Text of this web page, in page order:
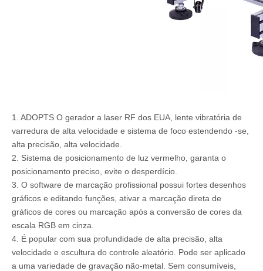
1. ADOPTS O gerador a laser RF dos EUA, lente vibratória de
varredura de alta velocidade e sistema de foco estendendo -se,
alta precisão, alta velocidade.
2. Sistema de posicionamento de luz vermelho, garanta o
posicionamento preciso, evite o desperdício.
3. O software de marcação profissional possui fortes desenhos
gráficos e editando funções, ativar a marcação direta de
gráficos de cores ou marcação após a conversão de cores da
escala RGB em cinza.
4. É popular com sua profundidade de alta precisão, alta
velocidade e escultura do controle aleatório. Pode ser aplicado
a uma variedade de gravação não-metal. Sem consumíveis,